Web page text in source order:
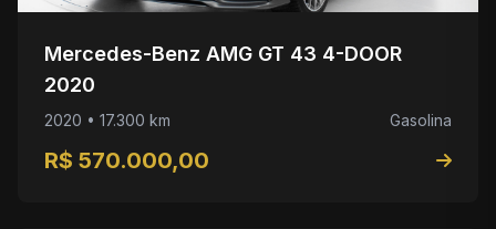
Mercedes-Benz AMG GT 43 4-DOOR
2020
2020 • 17.300 km Gasolina
R$ 570.000,00